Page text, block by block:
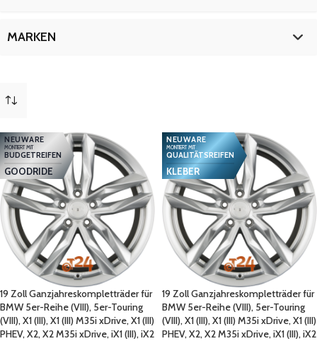
X1 (III) M35i xDrive
12
MARKEN
NEUWARE
MONTIERT MIT
BUDGETREIFEN
GOODRIDE
19 Zoll Ganzjahreskompletträder für
BMW 5er-Reihe (VIII), 5er-Touring
(VIII), X1 (III), X1 (III) M35i xDrive, X1 (III)
PHEV, X2, X2 M35i xDrive, iX1 (III), iX2
NEUWARE
MONTIERT MIT
QUALITÄTSREIFEN
KLEBER
19 Zoll Ganzjahreskompletträder für
BMW 5er-Reihe (VIII), 5er-Touring
(VIII), X1 (III), X1 (III) M35i xDrive, X1 (III)
PHEV, X2, X2 M35i xDrive, iX1 (III), iX2